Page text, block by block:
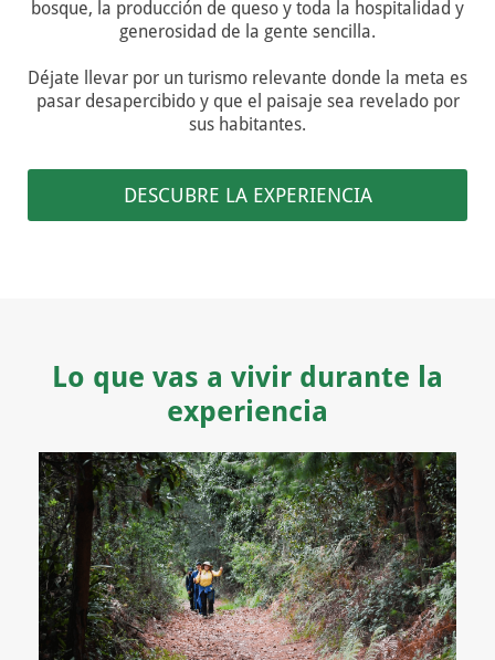
bosque, la producción de queso y toda la hospitalidad y
generosidad de la gente sencilla.
Déjate llevar por un turismo relevante donde la meta es
pasar desapercibido y que el paisaje sea revelado por
sus habitantes.
DESCUBRE LA EXPERIENCIA
Lo que vas a vivir durante la
experiencia